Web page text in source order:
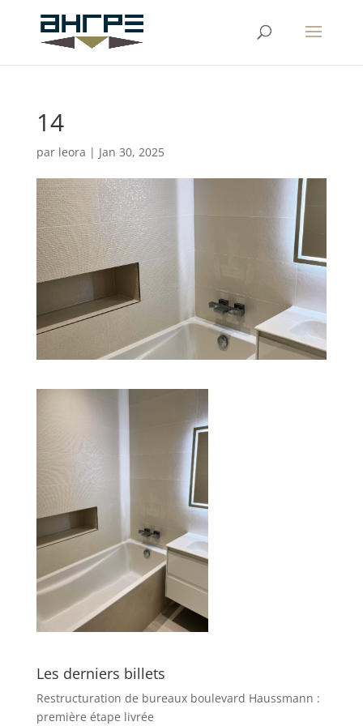
14
par leora | Jan 30, 2025
Les derniers billets
Restructuration de bureaux boulevard Haussmann :
première étape livrée